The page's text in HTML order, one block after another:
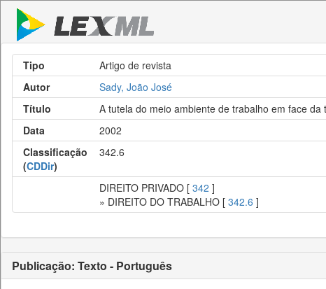
Tipo
Artigo de revista
Autor
Sady, João José
Título
A tutela do meio ambiente de trabalho em face da
Data
2002
Classificação
(CDDir)
342.6
DIREITO PRIVADO [ 342 ]
» DIREITO DO TRABALHO [ 342.6 ]
Publicação: Texto - Português